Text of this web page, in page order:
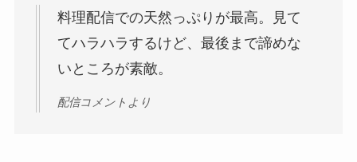
料理配信での天然っぷりが最高。見て
てハラハラするけど、最後まで諦めな
いところが素敵。
配信コメントより